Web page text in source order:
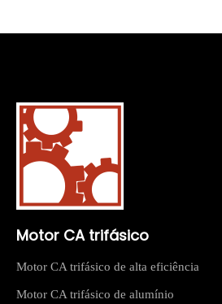
Motor CA trifásico
Motor CA trifásico de alta eficiência
Motor CA trifásico de alumínio